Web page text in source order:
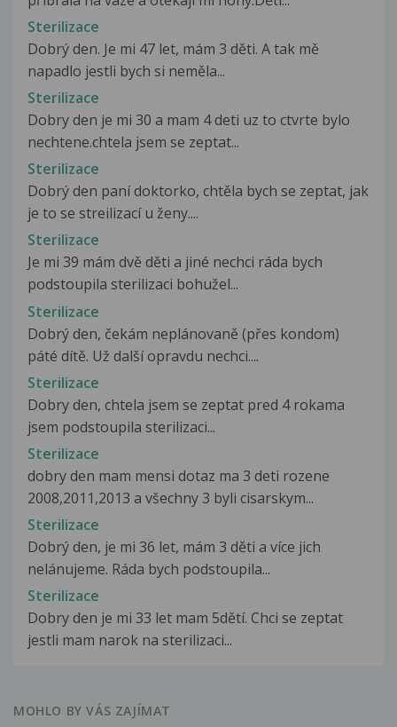
Sterilizace
Dobrý den. Je mi 47 let, mám 3 děti. A tak mě
napadlo jestli bych si neměla...
Sterilizace
Dobry den je mi 30 a mam 4 deti uz to ctvrte bylo
nechtene.chtela jsem se zeptat...
Sterilizace
Dobrý den paní doktorko, chtěla bych se zeptat, jak
je to se streilizací u ženy....
Sterilizace
Je mi 39 mám dvě děti a jiné nechci ráda bych
podstoupila sterilizaci bohužel...
Sterilizace
Dobrý den, čekám neplánovaně (přes kondom)
páté dítě. Už další opravdu nechci....
Sterilizace
Dobry den, chtela jsem se zeptat pred 4 rokama
jsem podstoupila sterilizaci...
Sterilizace
dobry den mam mensi dotaz ma 3 deti rozene
2008,2011,2013 a všechny 3 byli cisarskym...
Sterilizace
Dobrý den, je mi 36 let, mám 3 děti a více jich
nelánujeme. Ráda bych podstoupila...
Sterilizace
Dobry den je mi 33 let mam 5dětí. Chci se zeptat
jestli mam narok na sterilizaci...
MOHLO BY VÁS ZAJÍMAT